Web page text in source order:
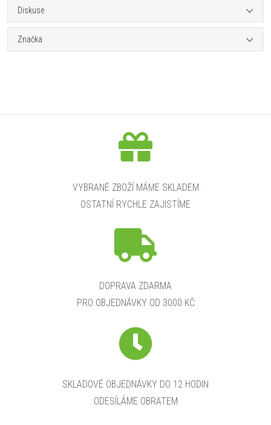
Diskuse
Značka
VYBRANÉ ZBOŽÍ MÁME SKLADEM
OSTATNÍ RYCHLE ZAJISTÍME
DOPRAVA ZDARMA
PRO OBJEDNÁVKY OD 3000 KČ
SKLADOVÉ OBJEDNÁVKY DO 12 HODIN
ODESÍLÁME OBRATEM